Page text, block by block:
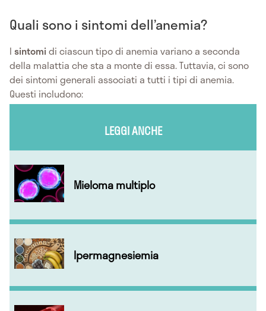
Quali sono i sintomi dell’anemia?
I sintomidi ciascun tipo di anemia variano a seconda
della malattia che sta a monte di essa. Tuttavia, ci sono
dei sintomi generali associati a tutti i tipi di anemia.
Questi includono:
LEGGI ANCHE
Mieloma multiplo
Ipermagnesiemia